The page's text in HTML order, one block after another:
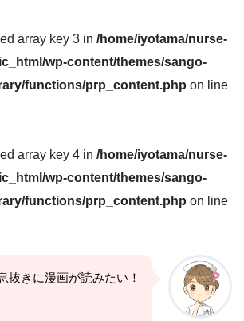
array key 3 in /home/iyotama/nurse-
wp-content/themes/sango-
functions/prp_content.php on line
array key 4 in /home/iyotama/nurse-
wp-content/themes/sango-
functions/prp_content.php on line
抜きに漫画が読みたい！